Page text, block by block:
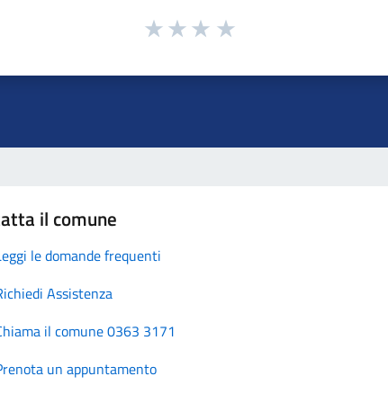
il comune
le domande frequenti
Assistenza
il comune 0363 3171
un appuntamento